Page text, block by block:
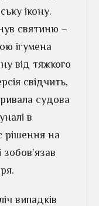
ікону.
святиню –
ігумена
від тяжкого
свідчить,
судова
в
рішення на
випадків